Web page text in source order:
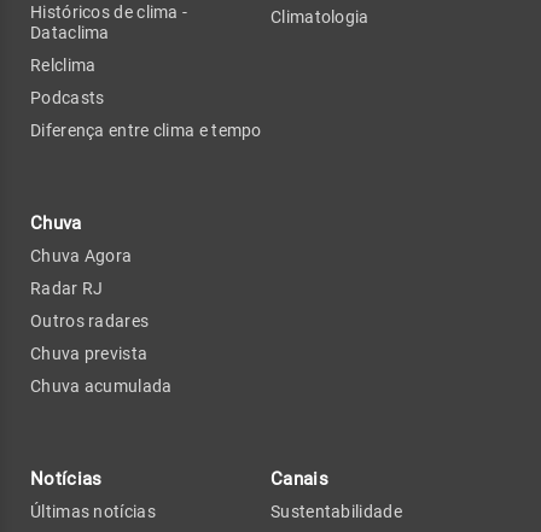
Históricos de clima -
Dataclima
Relclima
Podcasts
Diferença entre clima e tempo
Chuva
Chuva Agora
Radar RJ
Outros radares
Chuva prevista
Chuva acumulada
Climatologia
Notícias
Últimas notícias
Canais
Sustentabilidade